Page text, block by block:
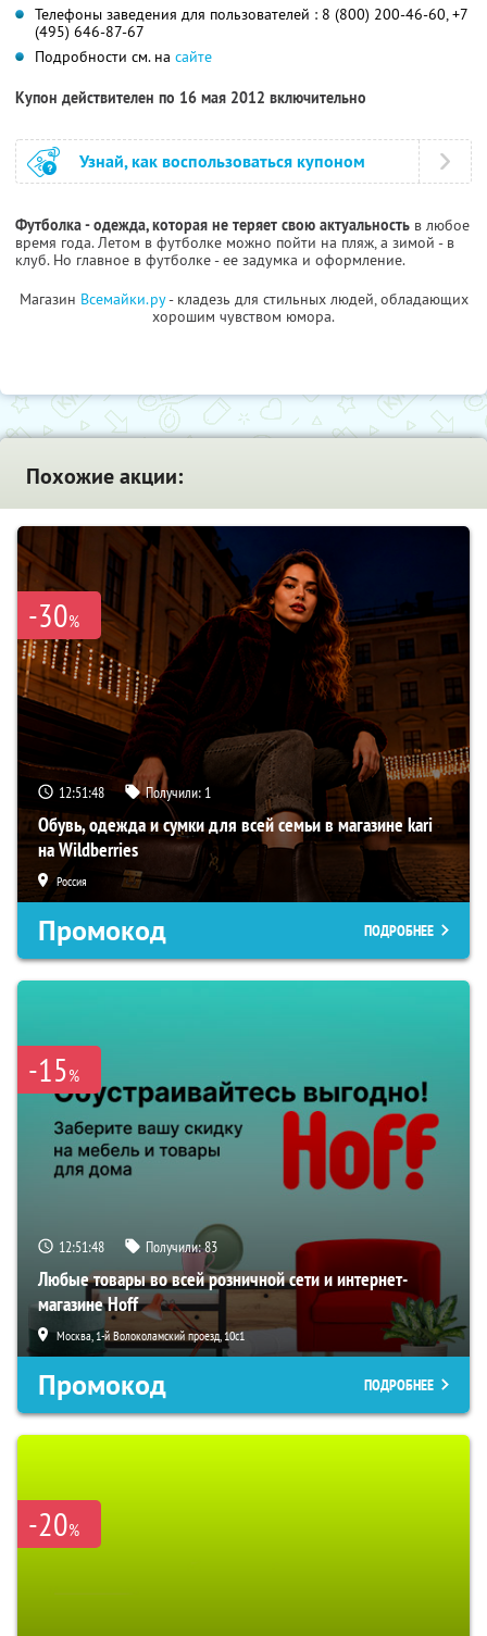
Телефоны заведения для пользователей : 8 (800) 200-46-60, +7
(495) 646-87-67
Подробности см. на сайте
Купон действителен по 16 мая 2012 включительно
Узнай, как воспользоваться купоном
Футболка - одежда, которая не теряет свою актуальность в любое
время года. Летом в футболке можно пойти на пляж, а зимой - в
клуб. Но главное в футболке - ее задумка и оформление.
Магазин Всемайки.ру- кладезь для стильных людей, обладающих
хорошим чувством юмора.
Похожие акции:
-30%
12:51:47 Получили: 1
Обувь, одежда и сумки для всей семьи в магазине kari
на Wildberries
Россия
Промокод ПОДРОБНЕЕ
-15%
12:51:47 Получили:83
Любые товары во всей розничной сети и интернет-
магазине Hoff
Москва, 1-й Волоколамский проезд, 10с1
Промокод ПОДРОБНЕЕ
-20%